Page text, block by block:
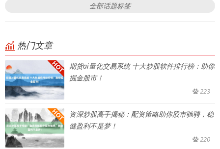
全部话题标签
热门文章
期货ai量化交易系统 十大炒股软件排行榜：助你
掘金股市！
223
资深炒股高手揭秘：配资策略助你股市驰骋，稳
健盈利不是梦！
220